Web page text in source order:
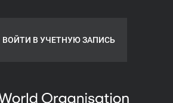
ВОЙТИ В УЧЕТНУЮ ЗАПИСЬ